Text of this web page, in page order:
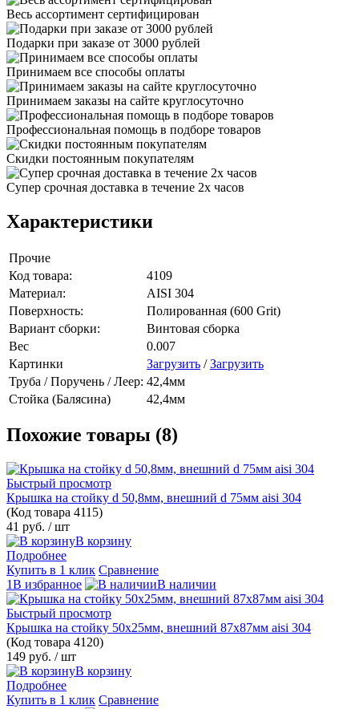
Весь ассортимент сертифицирован
Подарки при заказе от 3000 рублей
Принимаем все способы оплаты
Принимаем заказы на сайте круглосуточно
Профессиональная помощь в подборе товаров
Скидки постоянным покупателям
Супер срочная доставка в течение 2х часов
Характеристики
Прочие
Код товара:
4109
Материал:
AISI 304
Поверхность:
Полированная (600 Grit)
Вариант сборки:
Винтовая сборка
Вес
0.007
Картинки
Загрузить /Загрузить
Труба / Поручень / Леер: 42,4мм
Стойка (Балясина)
42,4мм
Похожие товары (8)
Быстрый просмотр
Крышка на стойку d 50,8мм, внешний d 75мм aisi 304
(Код товара 4115)
41 руб. / шт
В корзину
Подробнее
Купить в 1 клик Сравнение
1В избранное
В наличии
Быстрый просмотр
Крышка на стойку 50х25мм, внешний 87х87мм aisi 304
(Код товара 4120)
149 руб. / шт
В корзину
Подробнее
Купить в 1 клик Сравнение